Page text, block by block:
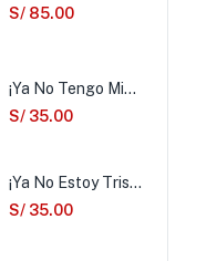
S/ 85.00
¡Ya No Tengo Miedo!
S/ 35.00
¡Ya No Estoy Triste!
S/ 35.00